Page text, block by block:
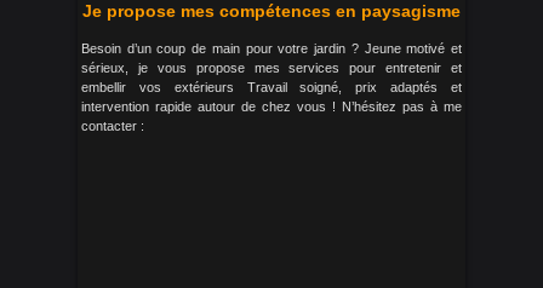
Je propose mes compétences en paysagisme
Besoin d’un coup de main pour votre jardin ? Jeune motivé et
sérieux, je vous propose mes services pour entretenir et
embellir vos extérieurs Travail soigné, prix adaptés et
intervention rapide autour de chez vous ! N’hésitez pas à me
contacter :